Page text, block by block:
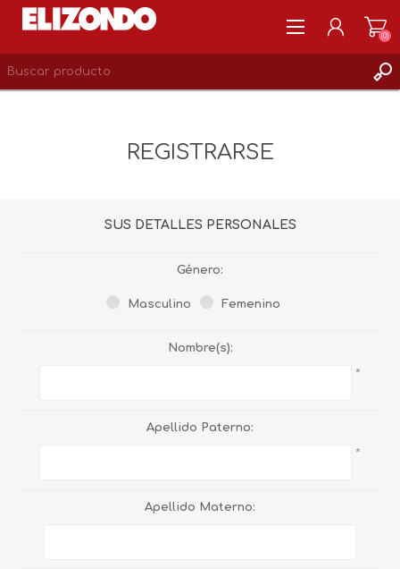
(0)
REGISTRARSE
SUS DETALLES PERSONALES
Género:
Masculino Femenino
Nombre(s):
*
Apellido Paterno:
*
Apellido Materno: